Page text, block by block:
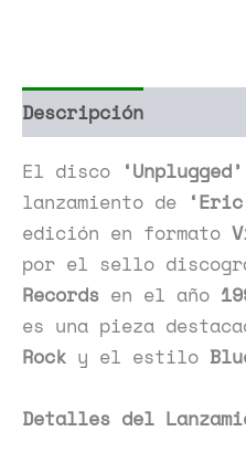
Descripción
El disco ‘Unplugged’
lanzamiento de
edición en formato
por el sello
Records en el año
es una pieza
Rock y el estilo
Detalles del